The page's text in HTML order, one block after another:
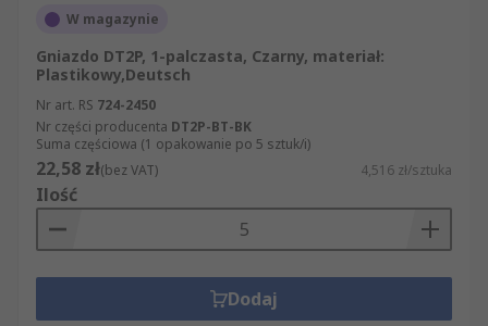
W magazynie
Gniazdo DT2P, 1-palczasta, Czarny, materiał:
Plastikowy,Deutsch
Nr art. RS 724-2450
Nr części producenta DT2P-BT-BK
Suma częściowa (1 opakowanie po 5 sztuk/i)
22,58 zł(bez VAT) 4,516 zł/sztuka
Ilość
Dodaj